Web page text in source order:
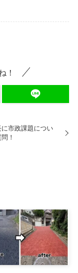
！
に市政課題につい
！